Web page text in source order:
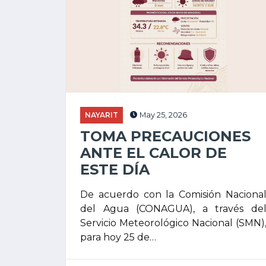
NAYARIT May 25, 2026
TOMA PRECAUCIONES
ANTE EL CALOR DE
ESTE DÍA
De acuerdo con la Comisión Nacional
del Agua (CONAGUA), a través del
Servicio Meteorológico Nacional (SMN),
para hoy 25 de…